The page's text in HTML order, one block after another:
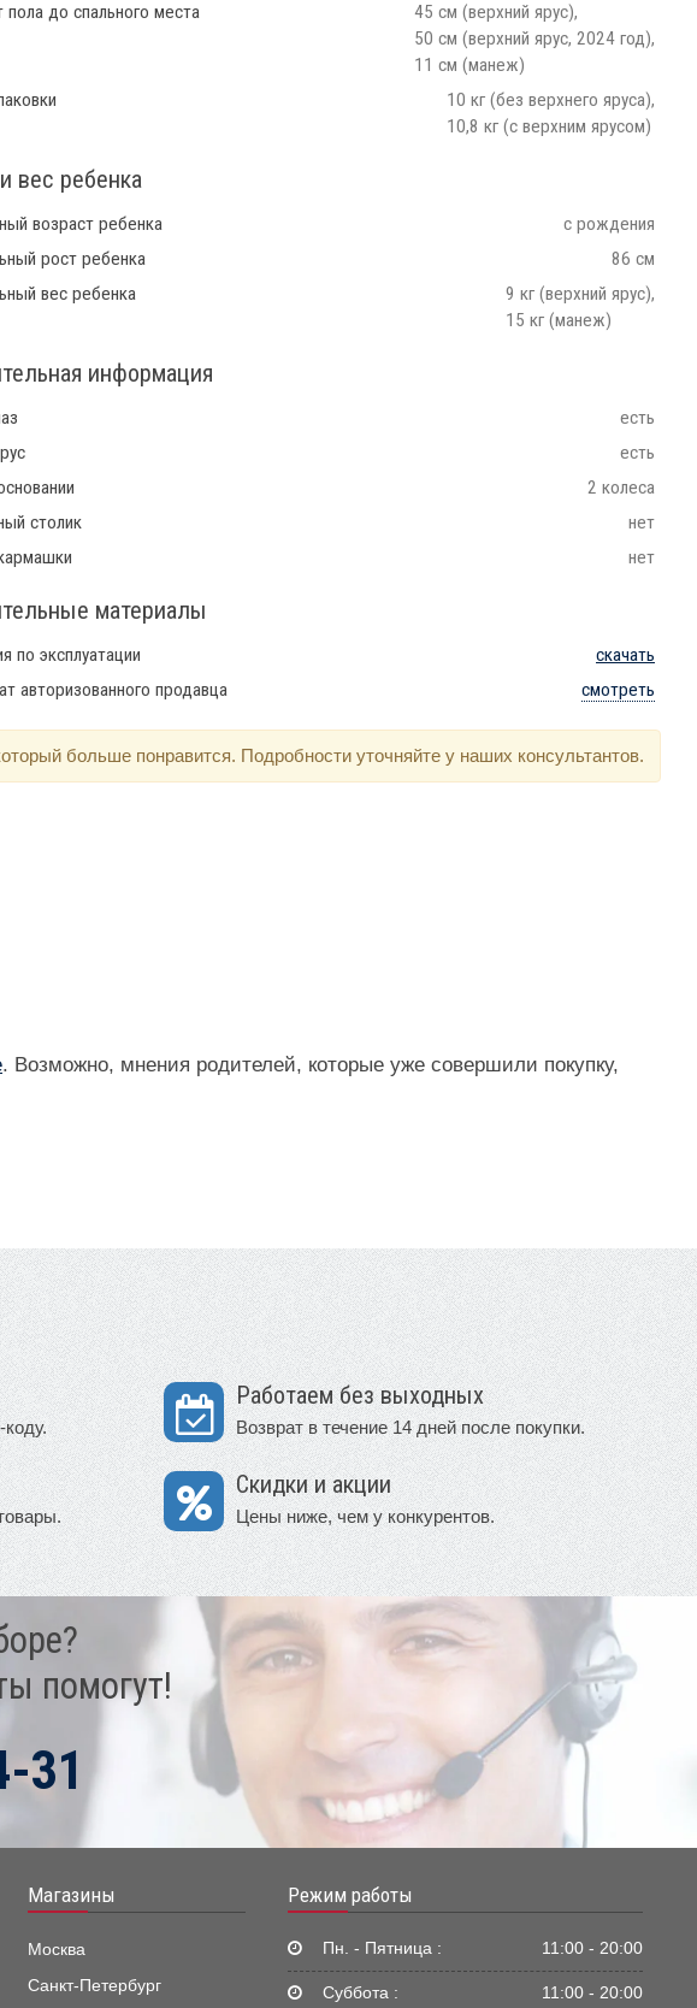
пола до спального места
45 см (верхний ярус),
50 см (верхний ярус, 2024 год),
11 см (манеж)
10 кг (без верхнего яруса),
10,8 кг (с верхним ярусом)
вес ребенка
возраст ребенка
с рождения
рост ребенка
86 см
вес ребенка
9 кг (верхний ярус),
15 кг (манеж)
информация
есть
есть
2 колеса
столик
нет
нет
материалы
по эксплуатации
скачать
авторизованного продавца
смотреть
больше понравится. Подробности уточняйте у наших консультантов.
. Возможно, мнения родителей, которые уже совершили покупку,
Работаем без выходных
Возврат в течение 14 дней после покупки.
Скидки и акции
Цены ниже, чем у конкурентов.
помогут!
31
Магазины
Москва
Санкт-Петербург
Режим работы
Пн. - Пятница : 11:00 - 20:00
Суббота : 11:00 - 20:00